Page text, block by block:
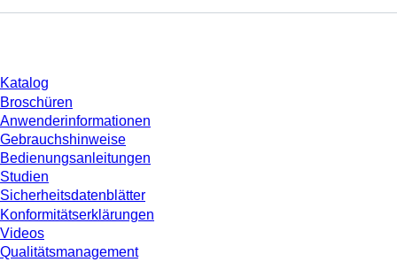
Katalog
Broschüren
Anwenderinformationen
Gebrauchshinweise
Bedienungsanleitungen
Studien
Sicherheitsdatenblätter
Konformitätserklärungen
Videos
Qualitätsmanagement